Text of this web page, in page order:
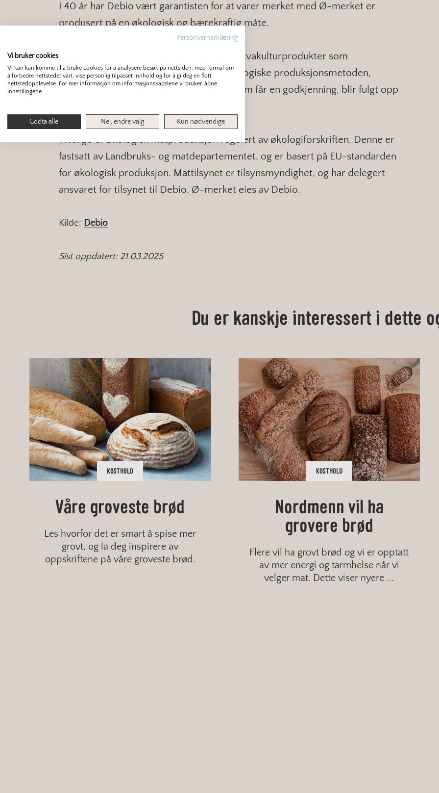
I 40 år har Debio vært garantisten for at varer merket med Ø-merket er
produsert på en økologisk og bærekraftig måte.
Debio fører tilsyn med at landbruks- og akvakulturprodukter som
markedsføres med henvisning til den økologiske produksjonsmetoden,
tilfredsstiller kravene i regelverket. Alle som får en godkjenning, blir fulgt opp
I Norge er økologisk matproduksjon regulert av økologiforskriften. Denne er
fastsatt av Landbruks- og matdepartementet, og er basert på EU-standarden
for økologisk produksjon. Mattilsynet er tilsynsmyndighet, og har delegert
ansvaret for tilsynet til Debio. Ø-merket eies av Debio.
Kilde: Debio
Sist oppdatert: 21.03.2025
Du er kanskje interessert i dette
KOSTHOLD
Våre groveste brød
Les hvorfor det er smart å spise mer
grovt, og la deg inspirere av
oppskriftene på våre groveste brød.
KOSTHOLD
Nordmenn vil ha
grovere brød
Flere vil ha grovt brød og vi er opptatt
av mer energi og tarmhelse når vi
velger mat. Dette viser nyere ...
5 gode grunner til å
spise mer grovt
Kostråd for alle
Ingen grunn til å unngå
karbohydrater
Hva er FODMAP?
Er du grov nok i
kjeften?
Brød uten salt?
Personvernerklæring
Vi bruker cookies
Vi kan kan komme til å bruke cookies for å analysere besøk på nettsiden, med formål om
å forbedre nettstedet vårt, vise personlig tilpasset innhold og for å gi deg en flott
nettstedopplevelse. For mer informasjon om informasjonskapslene vi bruker, åpne
innstillingene.
Godta alle Nei, endre valg Kun nødvendige